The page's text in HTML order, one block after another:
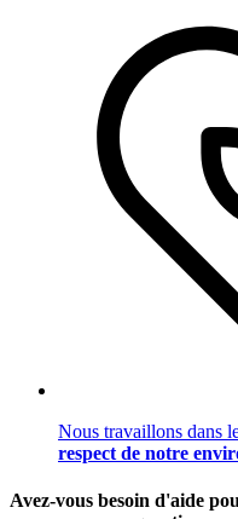
Nous travaillons dans
respect de notre
Avez-vous besoin d'aide